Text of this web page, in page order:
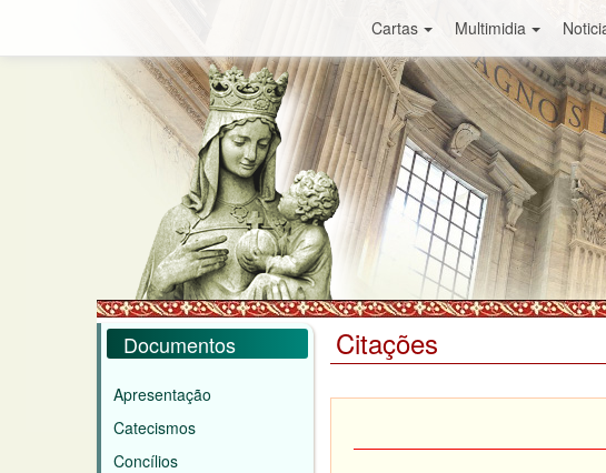
Cartas Multimidia
Documentos
Apresentação
Catecismos
Concílios
Citações